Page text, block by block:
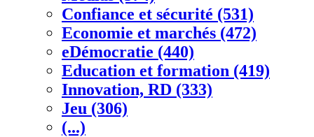
Confiance et sécurité (531)
Economie et marchés (472)
eDémocratie (440)
Education et formation (419)
Innovation, RD (333)
Jeu (306)
(...)